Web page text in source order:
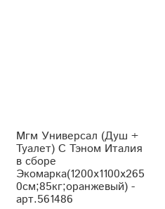
Мгм Универсал (Душ +
Туалет) С Тэном Италия
в сборе
Экомарка(1200x1100x265
0см;85кг;оранжевый) -
арт.561486